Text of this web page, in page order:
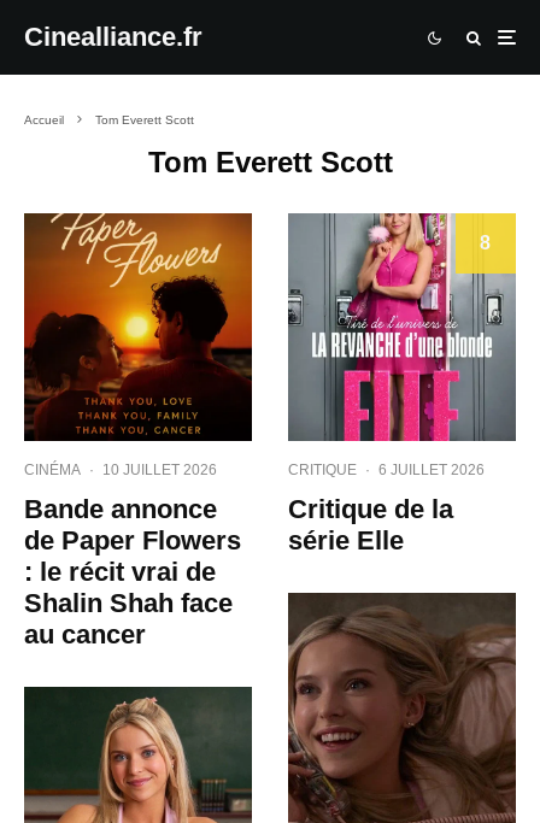
Cinealliance.fr
Accueil Tom Everett Scott
Tom Everett Scott
CINÉMA · 10 JUILLET 2026
Bande annonce
de Paper Flowers
: le récit vrai de
Shalin Shah face
au cancer
8
CRITIQUE · 6 JUILLET 2026
Critique de la
série Elle